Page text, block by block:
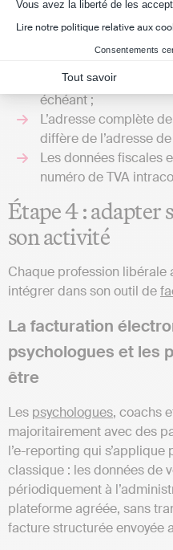
Vous avez la liberté de les
Lire notre politique relative aux
Consentements
Tout savoir
celles des professions
La catégorie de
de services, ou les
L’option de paiement
échéant ;
L’adresse complète
diffère de l’adresse
Les données fiscales
numéro de TVA
Étape 4 : adapter
son activité
Chaque profession libérale
intégrer dans son outil de
La facturation
psychologues et les
être
Les psychologues, coachs
majoritairement avec des
l’e-reporting qui s’applique
classique : les données de
périodiquement à
plateforme agréée, sans
facture structurée envoyée